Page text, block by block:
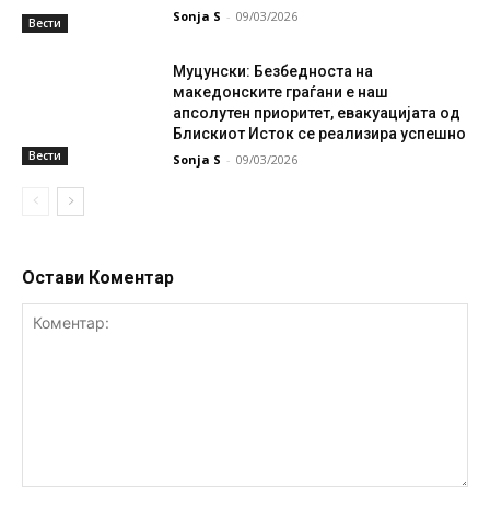
Вести Sonja S - 09/03/2026
Вести
Муцунски: Безбедноста на
македонските граѓани е наш
апсолутен приоритет, евакуацијата од
Блискиот Исток се реализира успешно
Sonja S - 09/03/2026
Остави Коментар